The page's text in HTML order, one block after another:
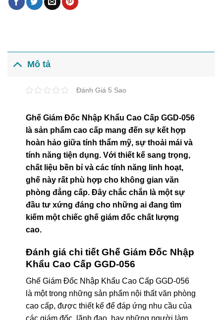
Mô tả
Đánh Giá 5 Sao
Ghế Giám Đốc Nhập Khẩu Cao Cấp GGD-056
là sản phẩm cao cấp mang đến sự kết hợp
hoàn hảo giữa tính thẩm mỹ, sự thoải mái và
tính năng tiện dụng. Với thiết kế sang trọng,
chất liệu bền bỉ và các tính năng linh hoạt,
ghế này rất phù hợp cho không gian văn
phòng đẳng cấp. Đây chắc chắn là một sự
đầu tư xứng đáng cho những ai đang tìm
kiếm một chiếc ghế giám đốc chất lượng
cao.
Đánh giá chi tiết Ghế Giám Đốc Nhập
Khẩu Cao Cấp GGD-056
Ghế Giám Đốc Nhập Khẩu Cao Cấp GGD-056
là một trong những sản phẩm nội thất văn phòng
cao cấp, được thiết kế để đáp ứng nhu cầu của